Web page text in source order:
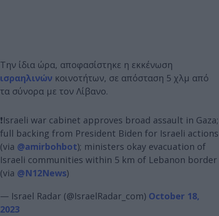
Την ίδια ώρα, αποφασίστηκε η εκκένωση
ισραηλινών κοινοτήτων, σε απόσταση 5 χλμ από
τα σύνορα με τον Λίβανο.
❗️Israeli war cabinet approves broad assault in Gaza;
full backing from President Biden for Israeli actions
(via @amirbohbot); ministers okay evacuation of
Israeli communities within 5 km of Lebanon border
(via @N12News)
— Israel Radar (@IsraelRadar_com) October 18,
2023